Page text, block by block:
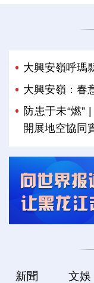
大興安嶺呼瑪
大興安嶺：春
防患于未“燃”
開展地空協同
新聞 文娛